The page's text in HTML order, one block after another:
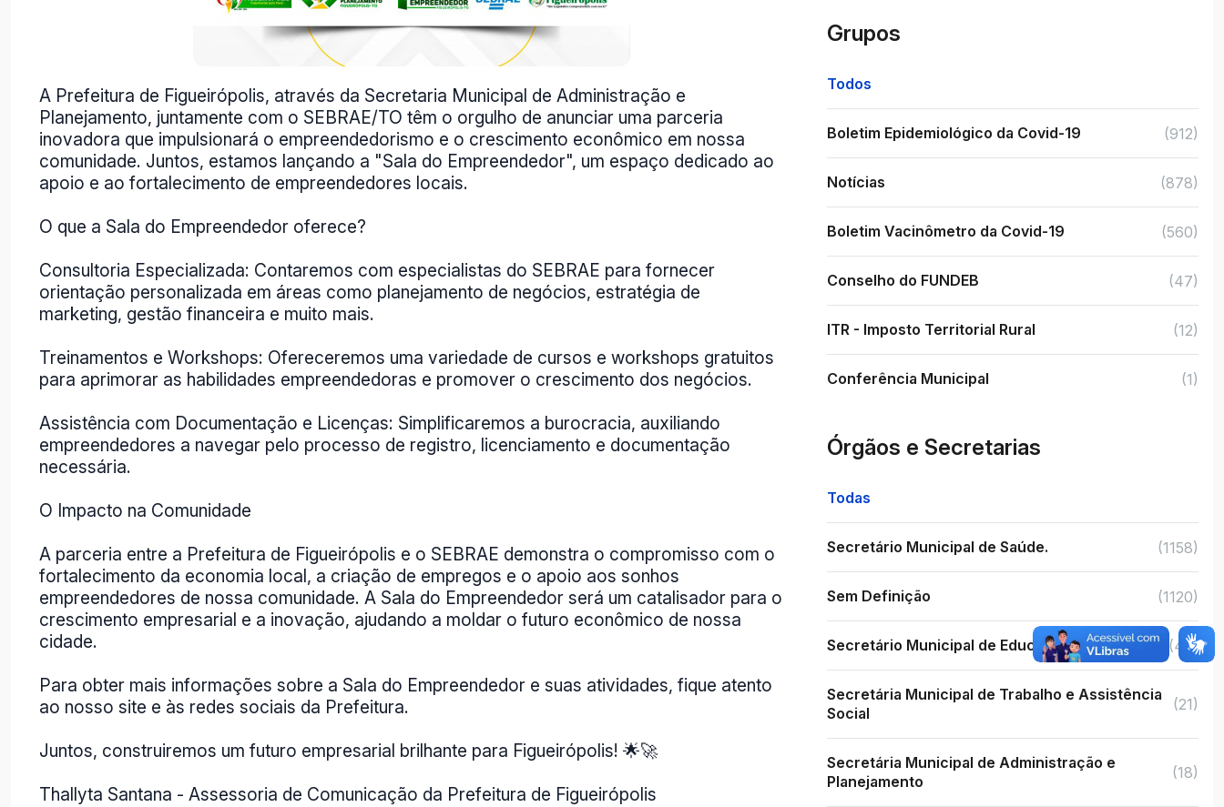
A Prefeitura de Figueirópolis, através da Secretaria Municipal de Administração e
Planejamento, juntamente com o SEBRAE/TO têm o orgulho de anunciar uma parceria
inovadora que impulsionará o empreendedorismo e o crescimento econômico em nossa
comunidade. Juntos, estamos lançando a "Sala do Empreendedor", um espaço dedicado ao
apoio e ao fortalecimento de empreendedores locais.
O que a Sala do Empreendedor oferece?
Consultoria Especializada: Contaremos com especialistas do SEBRAE para fornecer
orientação personalizada em áreas como planejamento de negócios, estratégia de
marketing, gestão financeira e muito mais.
Treinamentos e Workshops: Ofereceremos uma variedade de cursos e workshops gratuitos
para aprimorar as habilidades empreendedoras e promover o crescimento dos negócios.
Assistência com Documentação e Licenças: Simplificaremos a burocracia, auxiliando
empreendedores a navegar pelo processo de registro, licenciamento e documentação
necessária.
O Impacto na Comunidade
A parceria entre a Prefeitura de Figueirópolis e o SEBRAE demonstra o compromisso com o
fortalecimento da economia local, a criação de empregos e o apoio aos sonhos
empreendedores de nossa comunidade. A Sala do Empreendedor será um catalisador para o
crescimento empresarial e a inovação, ajudando a moldar o futuro econômico de nossa
cidade.
Para obter mais informações sobre a Sala do Empreendedor e suas atividades, fique atento
ao nosso site e às redes sociais da Prefeitura.
Juntos, construiremos um futuro empresarial brilhante para Figueirópolis! 🌟🚀
Thallyta Santana - Assessoria de Comunicação da Prefeitura de Figueirópolis
Grupos
Todos
Boletim Epidemiológico da Covid-19 (912)
Notícias (878)
Boletim Vacinômetro da Covid-19 (560)
Conselho do FUNDEB (47)
ITR - Imposto Territorial Rural (12)
Conferência Municipal (1)
Órgãos e Secretarias
Todas
Secretário Municipal de Saúde. (1158)
Sem Definição (1120)
Secretário Municipal de Educação (48)
Secretária Municipal de Trabalho e Assistência
Social
(21)
Secretária Municipal de Administração e
Planejamento
(18)